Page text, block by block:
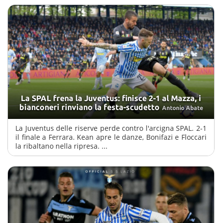
La SPAL frena la Juventus: finisce 2-1 al Mazza, i
bianconeri rinviano la festa-scudetto Antonio Abate
La Juventus delle riserve perde contro l'arcigna SPAL. 2-1
il finale a Ferrara. Kean apre le danze, Bonifazi e Floccari
la ribaltano nella ripresa. ...